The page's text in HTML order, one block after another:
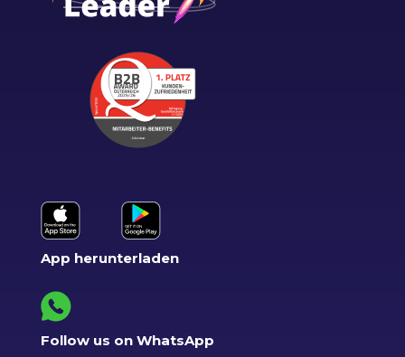
App herunterladen
Follow us on WhatsApp